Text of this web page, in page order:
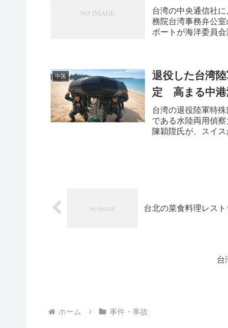
台湾の中央通信社
務院台湾事務弁公
ボートが海洋委員
中国
退役した台湾
定 高まる中港
台湾の退役陸軍特
である水陸両用偵
陳穎陞氏が、スイ
台北の菜食料理レス
台
ホーム 事件・事故